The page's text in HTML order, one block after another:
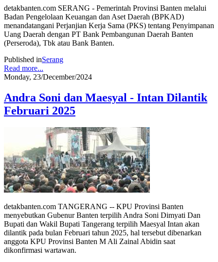
detakbanten.com SERANG - Pemerintah Provinsi Banten melalui
Badan Pengelolaan Keuangan dan Aset Daerah (BPKAD)
menandatangani Perjanjian Kerja Sama (PKS) tentang Penyimpanan
Uang Daerah dengan PT Bank Pembangunan Daerah Banten
(Perseroda), Tbk atau Bank Banten.
Published inSerang
Read more...
Monday, 23/December/2024
Andra Soni dan Maesyal - Intan Dilantik
Februari 2025
detakbanten.com TANGERANG -- KPU Provinsi Banten
menyebutkan Gubenur Banten terpilih Andra Soni Dimyati Dan
Bupati dan Wakil Bupati Tangerang terpilih Maesyal Intan akan
dilantik pada bulan Februari tahun 2025, hal tersebut dibenarkan
anggota KPU Provinsi Banten M Ali Zainal Abidin saat
dikonfirmasi wartawan.